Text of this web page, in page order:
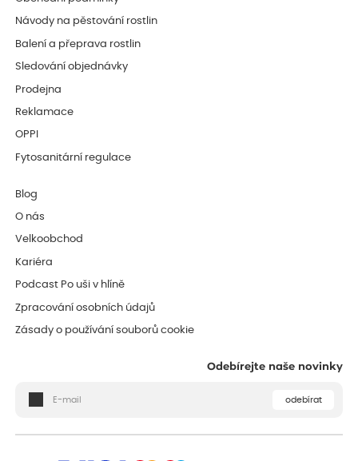
Návody na pěstování rostlin
Balení a přeprava rostlin
Sledování objednávky
Prodejna
Reklamace
OPPI
Fytosanitární regulace
Blog
O nás
Velkoobchod
Kariéra
Podcast Po uši v hlíně
Zpracování osobních údajů
Zásady o používání souborů cookie
Odebírejte naše novinky
odebírat